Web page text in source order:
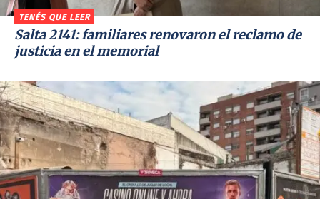
TENÉS QUE LEER
Salta 2141: familiares renovaron el reclamo de
justicia en el memorial